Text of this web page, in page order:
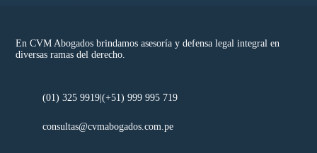
En CVM Abogados brindamos asesoría y defensa legal integral en
diversas ramas del derecho.
(01) 325 9919|(+51) 999 995 719
consultas@cvmabogados.com.pe